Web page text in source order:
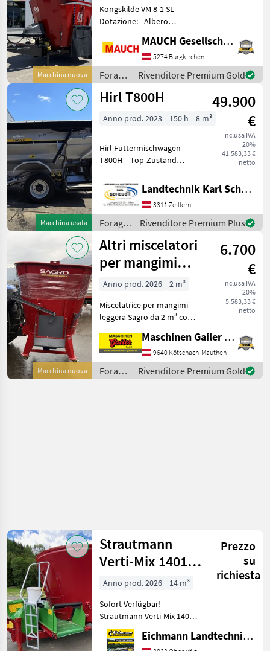
Macchina nuova
Kongskilde VM 8-1 SL
Dotazione: - Albero
Sportello a sinistra + a
destra - 1 miscelatore a
coclea - Freno idraulico - 1
lama lunga - Att
MAUCH Gesellschaft m.b.H. & Co.KG
5274 Burgkirchen
Foraggiamento
/
Kongskilde
Rivenditore Premium Gold
Macchina usata
Hirl T800H
49.900
€
inclusa IVA
20%
41.583,33 €
netto
Anno prod. 2023 150 h 8 m³
Hirl Futtermischwagen
T800H – Top-Zustand
Zuverlässige
Fütterungstechnik zum
Spitzenpreis! Zum Verkauf
steht ein Hirl T800H
Horizontalmischer aus d
Landtechnik Karl Scheuch
3311 Zeillern
Foraggiamento
/ Hirl
Rivenditore Premium Plus
Macchina nuova
Altri miscelatori
per mangimi
Sagro da 2 m³
con motore
elettrico e presa
di forza
6.700
€
inclusa IVA
20%
5.583,33 €
netto
Anno prod. 2026
2 m³
Miscelatrice per mangimi
leggera Sagro da 2 m³ con
Azionamento combinato:
tramite motore elettrico o
presa di forza - Motore
elettric
Maschinen Gailer GmbH
9640 Kötschach-Mauthen
Foraggiamento
/
Rivenditore Premium Gold
Strautmann
Verti-Mix 1401
Futtermischwagen
Prezzo
su
richiesta
Anno prod. 2026
14 m³
Sofort Verfügbar!
Strautmann Verti-Mix 1401
Futtermischwagen.
Ausstattung & Details: -
Eichmann Landtechnik GmbH